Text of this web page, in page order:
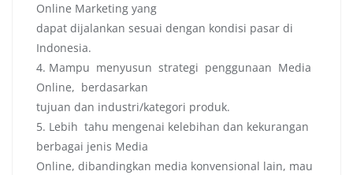
Online Marketing yang
dapat dijalankan sesuai dengan kondisi pasar di
Indonesia.
4. Mampu menyusun strategi penggunaan Media
Online, berdasarkan
tujuan dan industri/kategori produk.
5. Lebih tahu mengenai kelebihan dan kekurangan
berbagai jenis Media
Online, dibandingkan media konvensional lain, mau